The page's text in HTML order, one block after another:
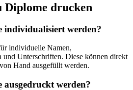
Diplome drucken
individualisiert werden?
individuelle Namen,
und Unterschriften. Diese können direkt
Hand ausgefüllt werden.
werden?